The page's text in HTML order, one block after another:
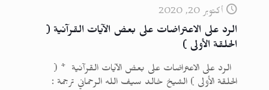
أكتوبر 20, 2020
الرد على الاعتراضات على بعض الآيات القرآنية (
الحلقة الأولى )
الرد على الاعتراضات على بعض الآيات القرآنية * (
الحلقة الأولى ) الشيخ خالد سيف الله الرحماني ترجمة :